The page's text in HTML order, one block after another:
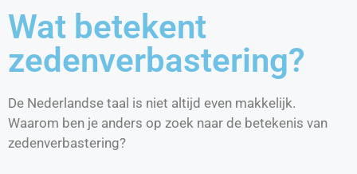
Wat betekent
zedenverbastering?
De Nederlandse taal is niet altijd even makkelijk.
Waarom ben je anders op zoek naar de betekenis van
zedenverbastering?